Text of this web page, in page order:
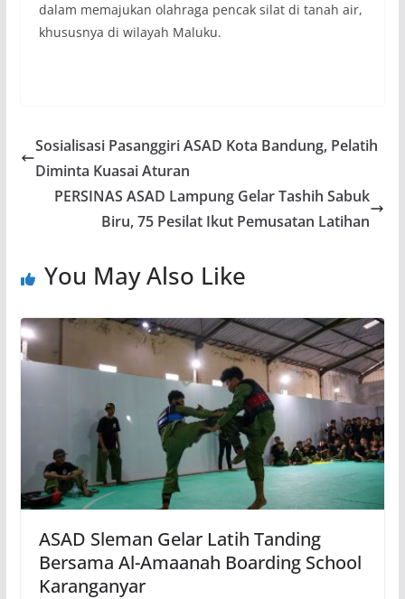
dalam memajukan olahraga pencak silat di tanah air,
khususnya di wilayah Maluku.
Sosialisasi Pasanggiri ASAD Kota Bandung, Pelatih
Diminta Kuasai Aturan
PERSINAS ASAD Lampung Gelar Tashih Sabuk
Biru, 75 Pesilat Ikut Pemusatan Latihan
You May Also Like
ASAD Sleman Gelar Latih Tanding
Bersama Al-Amaanah Boarding School
Karanganyar